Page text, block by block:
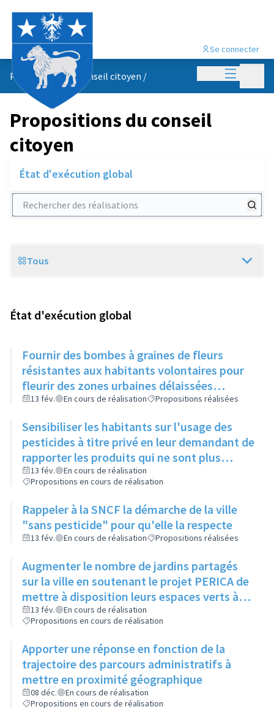
Menu
Se connecter
Propositions du conseil citoyen /
Propositions du conseil
citoyen
État d'exécution global
Rechercher des réalisations
Scope
Tous
État d'exécution global
Fournir des bombes à graines de fleurs
résistantes aux habitants volontaires pour
fleurir des zones urbaines délaissées
(macadam abîmé, bout de trottoir vide,
13 fév. En cours de réalisation Propositions réalisées
Sensibiliser les habitants sur l'usage des
pesticides à titre privé en leur demandant de
rapporter les produits qui ne sont plus
autorisés
13 fév.
En cours de réalisation
Propositions en cours de réalisation
Rappeler à la SNCF la démarche de la ville
"sans pesticide" pour qu'elle la respecte
13 fév. En cours de réalisation Propositions réalisées
Augmenter le nombre de jardins partagés
sur la ville en soutenant le projet PERICA de
mettre à disposition leurs espaces verts à
des particuliers. La ville servirait de point
d'inscription pour les Rilliards
13 fév.
En cours de réalisation
Propositions en cours de réalisation
Apporter une réponse en fonction de la
trajectoire des parcours administratifs à
mettre en proximité géographique
08 déc.
En cours de réalisation
Propositions en cours de réalisation